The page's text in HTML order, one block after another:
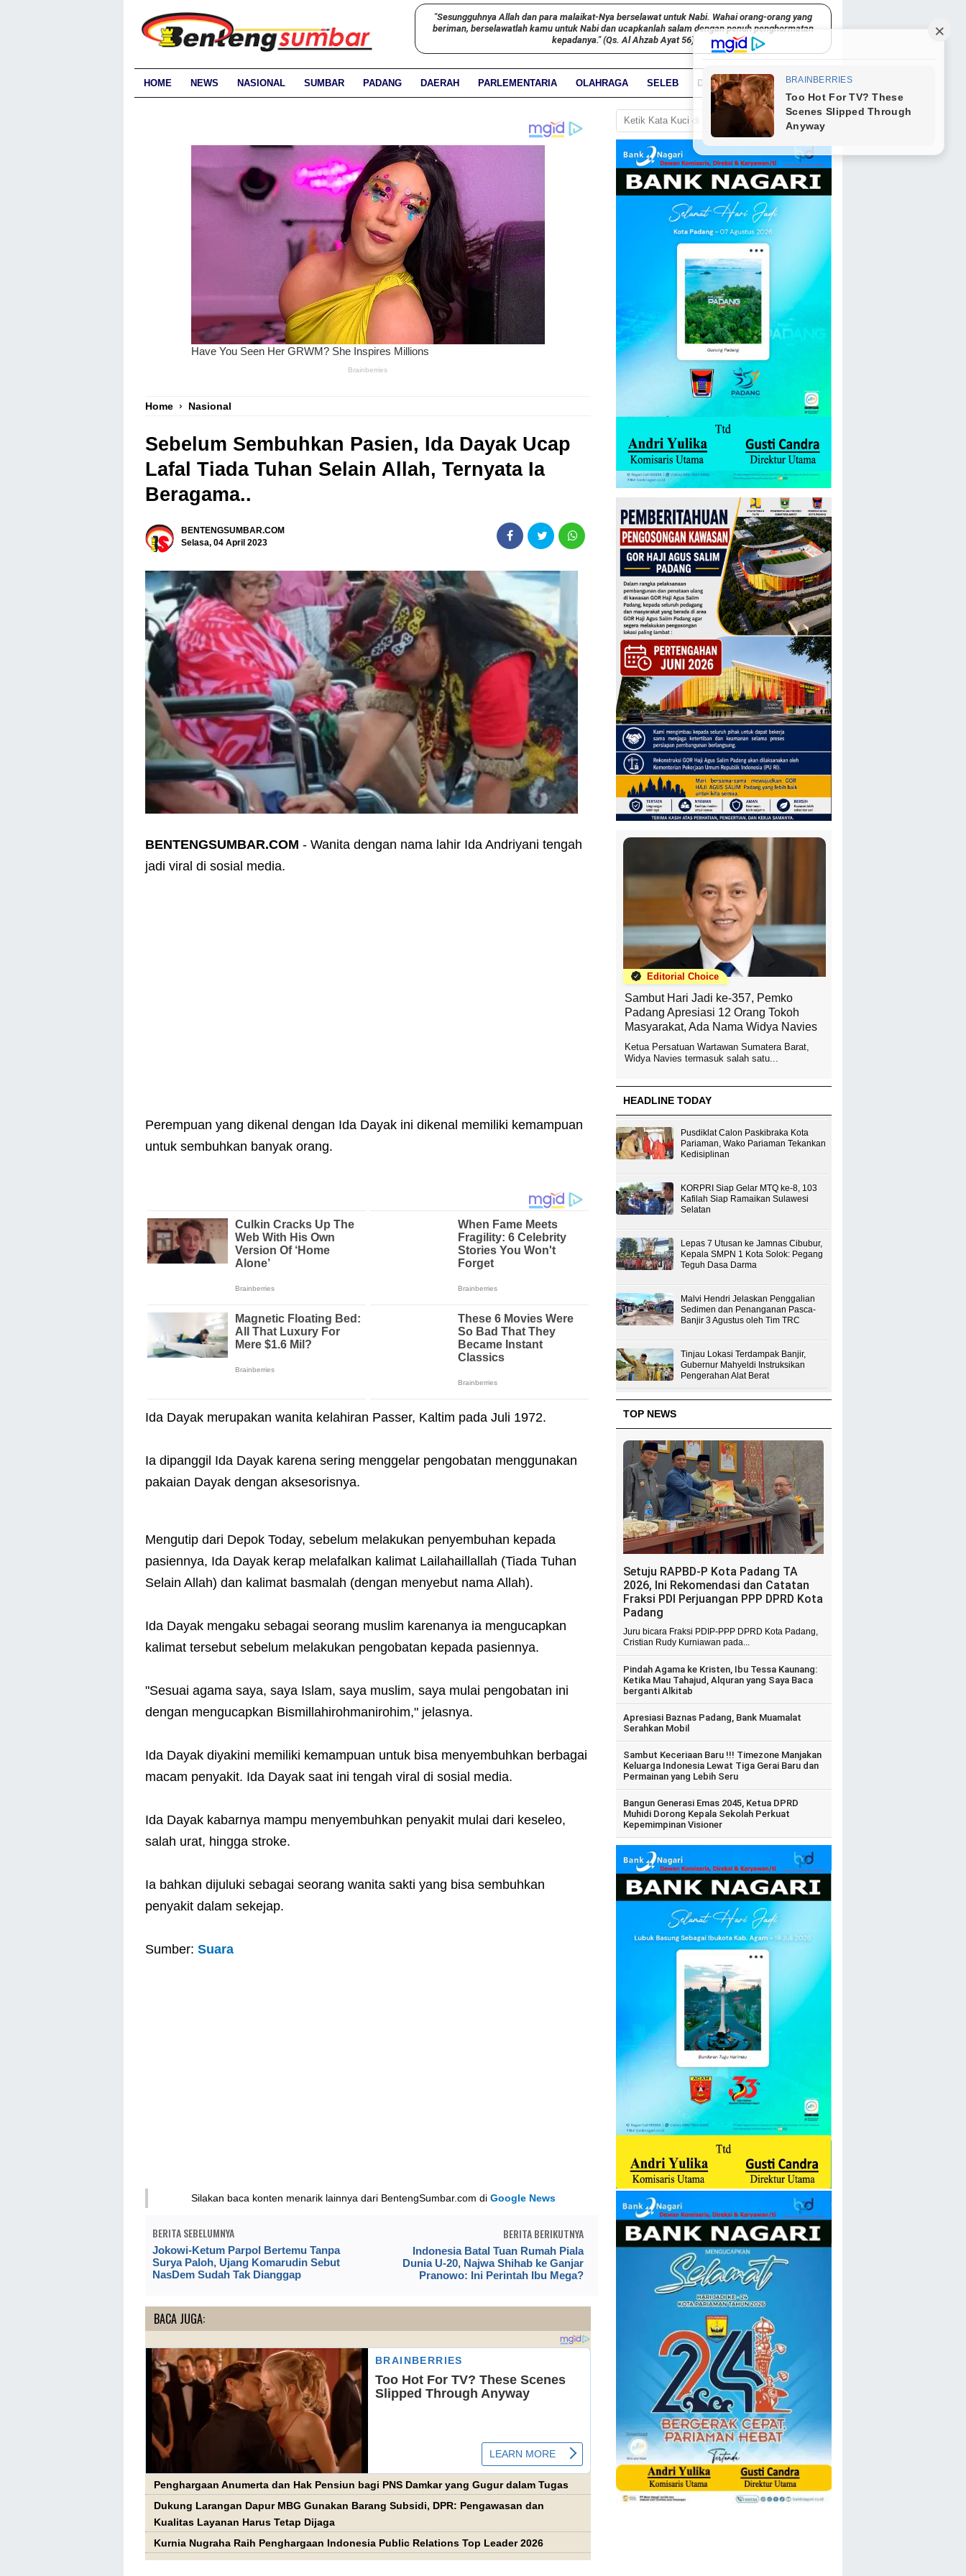
"Sesungguhnya Allah dan para malaikat-Nya berselawat untuk Nabi. Wahai orang-orang yang
beriman, berselawatlah kamu untuk Nabi dan ucapkanlah salam dengan penuh penghormatan
kepadanya." (Qs. Al Ahzab Ayat 56)
HOME NEWS NASIONAL SUMBAR PADANG DAERAH PARLEMENTARIA OLAHRAGA SELEB DUNIA PARIWARA
Home › Nasional
Sebelum Sembuhkan Pasien, Ida Dayak Ucap
Lafal Tiada Tuhan Selain Allah, Ternyata Ia
Beragama..
BENTENGSUMBAR.COM
Selasa, 04 April 2023
BENTENGSUMBAR.COM - Wanita dengan nama lahir Ida Andriyani tengah
jadi viral di sosial media.
Perempuan yang dikenal dengan Ida Dayak ini dikenal memiliki kemampuan
untuk sembuhkan banyak orang.
Ida Dayak merupakan wanita kelahiran Passer, Kaltim pada Juli 1972.
Ia dipanggil Ida Dayak karena sering menggelar pengobatan menggunakan
pakaian Dayak dengan aksesorisnya.
Mengutip dari Depok Today, sebelum melakukan penyembuhan kepada
pasiennya, Ida Dayak kerap melafalkan kalimat Lailahaillallah (Tiada Tuhan
Selain Allah) dan kalimat basmalah (dengan menyebut nama Allah).
Ida Dayak mengaku sebagai seorang muslim karenanya ia mengucapkan
kalimat tersebut sebelum melakukan pengobatan kepada pasiennya.
"Sesuai agama saya, saya Islam, saya muslim, saya mulai pengobatan ini
dengan mengucapkan Bismillahirohmanirohim," jelasnya.
Ida Dayak diyakini memiliki kemampuan untuk bisa menyembuhkan berbagai
macam penyakit. Ida Dayak saat ini tengah viral di sosial media.
Ida Dayak kabarnya mampu menyembuhkan penyakit mulai dari keseleo,
salah urat, hingga stroke.
Ia bahkan dijuluki sebagai seorang wanita sakti yang bisa sembuhkan
penyakit dalam sekejap.
Sumber: Suara
Silakan baca konten menarik lainnya dari BentengSumbar.com diGoogle News
BERITA SEBELUMNYA
Jokowi-Ketum Parpol Bertemu Tanpa
Surya Paloh, Ujang Komarudin Sebut
NasDem Sudah Tak Dianggap
BERITA BERIKUTNYA
Indonesia Batal Tuan Rumah Piala
Dunia U-20, Najwa Shihab ke Ganjar
Pranowo: Ini Perintah Ibu Mega?
BACA JUGA:
Penghargaan Anumerta dan Hak Pensiun bagi PNS Damkar yang Gugur dalam Tugas
Dukung Larangan Dapur MBG Gunakan Barang Subsidi, DPR: Pengawasan dan
Kualitas Layanan Harus Tetap Dijaga
Kurnia Nugraha Raih Penghargaan Indonesia Public Relations Top Leader 2026
Editorial Choice
Sambut Hari Jadi ke-357, Pemko
Padang Apresiasi 12 Orang Tokoh
Masyarakat, Ada Nama Widya Navies
Ketua Persatuan Wartawan Sumatera Barat,
Widya Navies termasuk salah satu...
HEADLINE TODAY
Pusdiklat Calon Paskibraka Kota
Pariaman, Wako Pariaman Tekankan
Kedisiplinan
KORPRI Siap Gelar MTQ ke-8, 103
Kafilah Siap Ramaikan Sulawesi
Selatan
Lepas 7 Utusan ke Jamnas Cibubur,
Kepala SMPN 1 Kota Solok: Pegang
Teguh Dasa Darma
Malvi Hendri Jelaskan Penggalian
Sedimen dan Penanganan Pasca-
Banjir 3 Agustus oleh Tim TRC
Tinjau Lokasi Terdampak Banjir,
Gubernur Mahyeldi Instruksikan
Pengerahan Alat Berat
TOP NEWS
Setuju RAPBD-P Kota Padang TA
2026, Ini Rekomendasi dan Catatan
Fraksi PDI Perjuangan PPP DPRD Kota
Padang
Juru bicara Fraksi PDIP-PPP DPRD Kota Padang,
Cristian Rudy Kurniawan pada...
Pindah Agama ke Kristen, Ibu Tessa Kaunang:
Ketika Mau Tahajud, Alquran yang Saya Baca
berganti Alkitab
Apresiasi Baznas Padang, Bank Muamalat
Serahkan Mobil
Sambut Keceriaan Baru !!! Timezone Manjakan
Keluarga Indonesia Lewat Tiga Gerai Baru dan
Permainan yang Lebih Seru
Bangun Generasi Emas 2045, Ketua DPRD
Muhidi Dorong Kepala Sekolah Perkuat
Kepemimpinan Visioner